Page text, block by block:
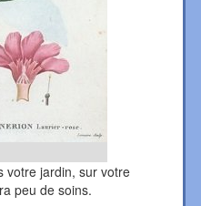
votre jardin, sur votre
peu de soins.